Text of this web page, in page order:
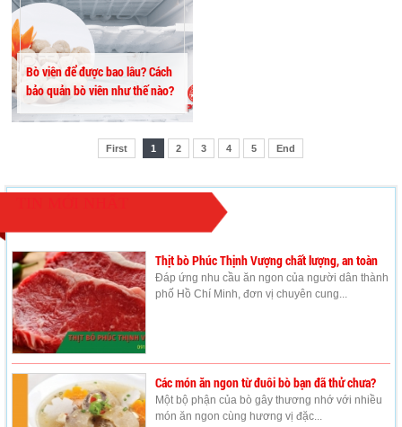
Bò viên để được bao lâu? Cách
bảo quản bò viên như thế nào?
First 1 2 3 4 5 End
Thịt bò Phúc Thịnh Vượng chất lượng, an toàn
Đáp ứng nhu cầu ăn ngon của người dân thành
phố Hồ Chí Minh, đơn vị chuyên cung...
Các món ăn ngon từ đuôi bò bạn đã thử chưa?
Một bộ phận của bò gây thương nhớ với nhiều
món ăn ngon cùng hương vị đặc...